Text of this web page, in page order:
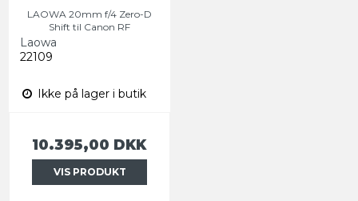
LAOWA 20mm f/4 Zero-D
Shift til Canon RF
Laowa
22109
Ikke på lager i butik
10.395,00 DKK
VIS PRODUKT